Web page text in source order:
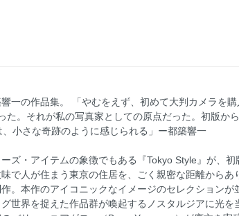
一の作品集。 「やむをえず、初めて大判カメラを
た。それが私の写真家としての原点だった。初版か
、小さな奇跡のように感じられる」ー都築響一
ズ・アイテムの象徴でもある『Tokyo Style』が、
で人が住まう東京の住居を、ごく親密な距離から
。本作のアイコニックなイメージのセレクション
世界を捉えた作品群が喚起するノスタルジアに光